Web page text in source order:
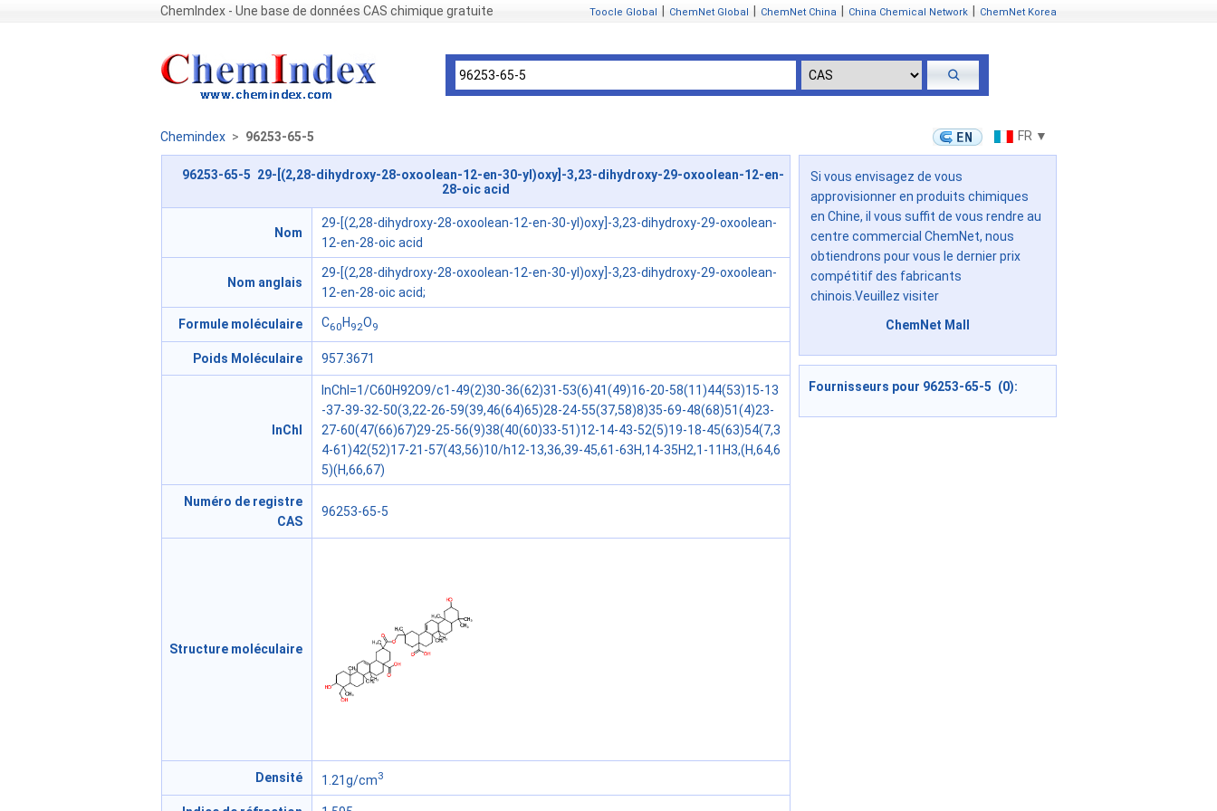
ChemIndex - Une base de données CAS chimique gratuite Toocle Global ChemNet Global ChemNet China China Chemical Network ChemNet Korea
Chemindex > 96253-65-5 FR ▼
96253-65-5 29-[(2,28-dihydroxy-28-oxoolean-12-en-30-yl)oxy]-3,23-dihydroxy-29-oxoolean-12-en-
28-oic acid
Nom
29-[(2,28-dihydroxy-28-oxoolean-12-en-30-yl)oxy]-3,23-dihydroxy-29-oxoolean-
12-en-28-oic acid
Nom anglais
29-[(2,28-dihydroxy-28-oxoolean-12-en-30-yl)oxy]-3,23-dihydroxy-29-oxoolean-
12-en-28-oic acid;
Formule moléculaire C60 H 92O9
Poids Moléculaire 957.3671
InChl
InChI=1/C60H92O9/c1-49(2)30-36(62)31-53(6)41(49)16-20-58(11)44(53)15-13
-37-39-32-50(3,22-26-59(39,46(64)65)28-24-55(37,58)8)35-69-48(68)51(4)23-
27-60(47(66)67)29-25-56(9)38(40(60)33-51)12-14-43-52(5)19-18-45(63)54(7,3
4-61)42(52)17-21-57(43,56)10/h12-13,36,39-45,61-63H,14-35H2,1-11H3,(H,64,6
5)(H,66,67)
Numéro de registre
CAS
96253-65-5
Structure moléculaire
Densité 1.21g/cm3
Si vous envisagez de vous
approvisionner en produits chimiques
en Chine, il vous suffit de vous rendre au
centre commercial ChemNet, nous
obtiendrons pour vous le dernier prix
compétitif des fabricants
chinois.Veuillez visiter
ChemNet Mall
Fournisseurs pour 96253-65-5 (0):